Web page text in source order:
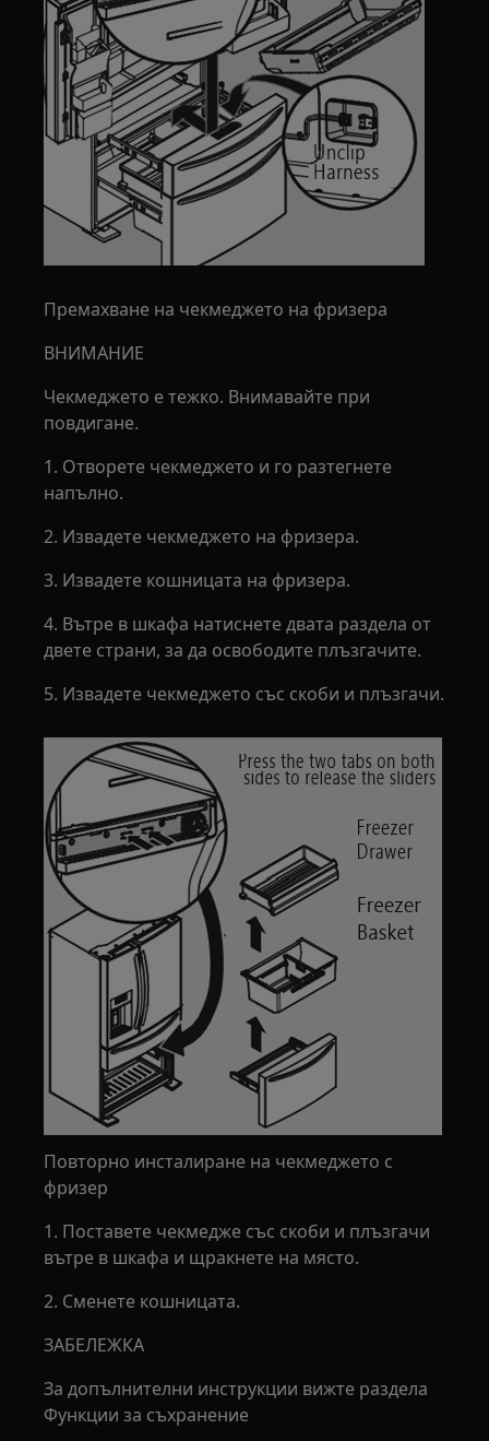
Премахване на чекмеджето на фризера
ВНИМАНИЕ
Чекмеджето е тежко. Внимавайте при
повдигане.
1. Отворете чекмеджето и го разтегнете
напълно.
2. Извадете чекмеджето на фризера.
3. Извадете кошницата на фризера.
4. Вътре в шкафа натиснете двата раздела от
двете страни, за да освободите плъзгачите.
5. Извадете чекмеджето със скоби и плъзгачи.
Повторно инсталиране на чекмеджето с
фризер
1. Поставете чекмедже със скоби и плъзгачи
вътре в шкафа и щракнете на място.
2. Сменете кошницата.
ЗАБЕЛЕЖКА
За допълнителни инструкции вижте раздела
Функции за съхранение